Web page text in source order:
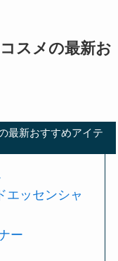
スメの最新お
最新おすすめアイテ
エッセンシャ
ー